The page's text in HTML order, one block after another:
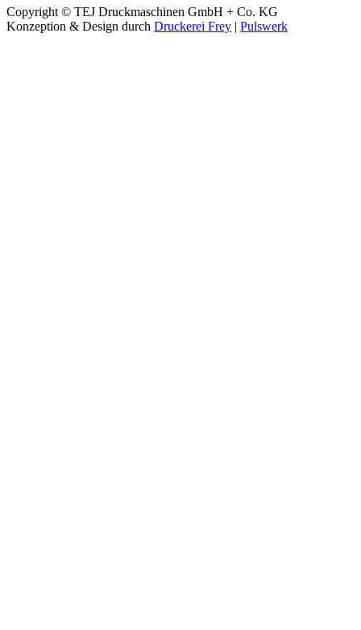
Copyright © TEJ Druckmaschinen GmbH + Co. KG
Konzeption & Design durch Druckerei Frey | Pulswerk